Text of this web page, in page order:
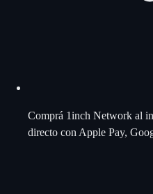
Comprá 1inch Network al
directo con Apple Pay,